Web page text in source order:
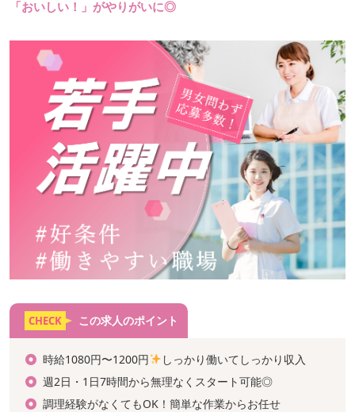
「おいしい！」がやりがいに◎
CHECK この求人のポイント
時給1080円〜1200円
しっかり働いてしっかり収入
週2日・1日7時間から無理なくスタート可能◎
調理経験がなくてもOK！簡単な作業からお任せ